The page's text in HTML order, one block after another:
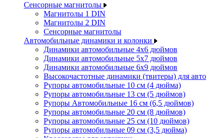
Сенсорные магнитолы
Магнитолы 1 DIN
Магнитолы 2 DIN
Сенсорные магнитолы
Автомобильные динамики и колонки
Динамики автомобильные 4x6 дюймов
Динамики автомобильные 5x7 дюймов
Динамики автомобильные 6x9 дюймов
Высокочастотные динамики (твитеры) для авто
Рупоры автомобильные 10 см (4 дюйма)
Рупоры автомобильные 13 см (5 дюймов)
Рупоры Автомобильные 16 см (6,5 дюймов)
Рупоры автомобильные 20 см (8 дюймов)
Рупоры автомобильные 25 см (10 дюймов)
Рупоры автомобильные 09 см (3,5 дюйма)